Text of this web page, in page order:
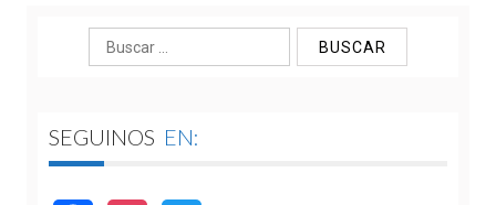
Buscar:
SEGUINOS EN: